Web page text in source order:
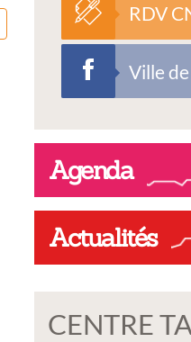
RDV
Ville
Agenda
Actualités
CENTRE